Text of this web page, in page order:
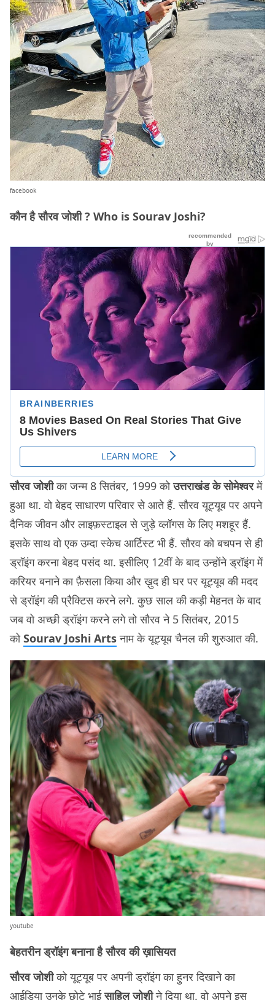
facebook
कौन है सौरव जोशी ? Who is Sourav Joshi?
सौरव जोशीका जन्म 8 सितंबर, 1999 कोउत्तराखंड के सोमेश्वरमें
हुआ था. वो बेहद साधारण परिवार से आते हैं. सौरव यूट्यूब पर अपने
दैनिक जीवन और लाइफ़स्टाइल से जुड़े व्लॉगस के लिए मशहूर हैं.
इसके साथ वो एक उम्दा स्केच आर्टिस्ट भी हैं. सौरव को बचपन से ही
ड्रॉइंग करना बेहद पसंद था. इसीलिए 12वीं के बाद उन्होंने ड्रॉइंग में
करियर बनाने का फ़ैसला किया और ख़ुद ही घर पर यूट्यूब की मदद
से ड्रॉइंग की प्रैक्टिस करने लगे. कुछ साल की कड़ी मेहनत के बाद
जब वो अच्छी ड्रॉइंग करने लगे तो सौरव ने 5 सितंबर, 2015
कोSourav Joshi Artsनाम के यूट्यूब चैनल की शुरुआत की.
youtube
बेहतरीन ड्रॉइंग बनाना है सौरव की ख़ासियत
सौरव जोशीको यूट्यूब पर अपनी ड्रॉइंग का हुनर दिखाने का
आईडिया उनके छोटे भाईसाहिल जोशीने दिया था. वो अपने इस